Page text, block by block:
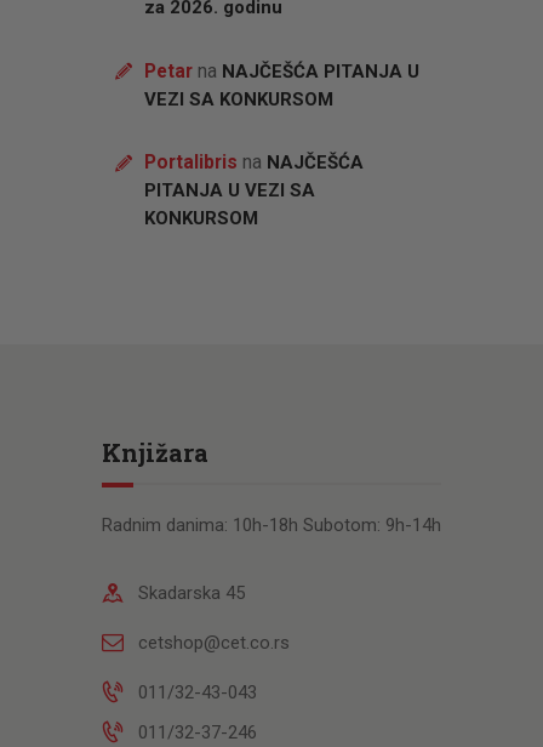
za 2026. godinu
Petarna NAJČEŠĆA PITANJA U
VEZI SA KONKURSOM
Portalibris na NAJČEŠĆA
PITANJA U VEZI SA
KONKURSOM
Knjižara
Radnim danima: 10h-18h Subotom: 9h-14h
Skadarska 45
cetshop@cet.co.rs
011/32-43-043
011/32-37-246